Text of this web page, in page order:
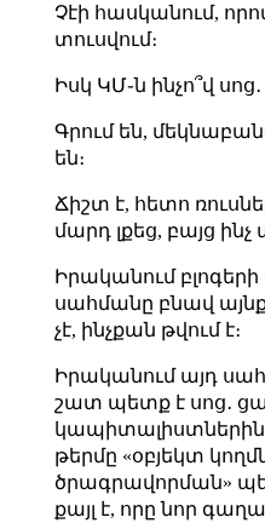
Չէի հասկանում,
տուսվում։
Իսկ ԿՄ֊ն ինչո՞վ սոց․
Գրում են,
են։
Ճիշտ է, հետո
մարդ լքեց, բայց ինչ
Իրականում բլոգերի
սահմանը բնավ
չէ, ինչքան թվում է։
Իրականում այդ
շատ պետք է սոց․
թերմը «օբյեկտ
ծրագրավորման»
քայլ է, որը նոր